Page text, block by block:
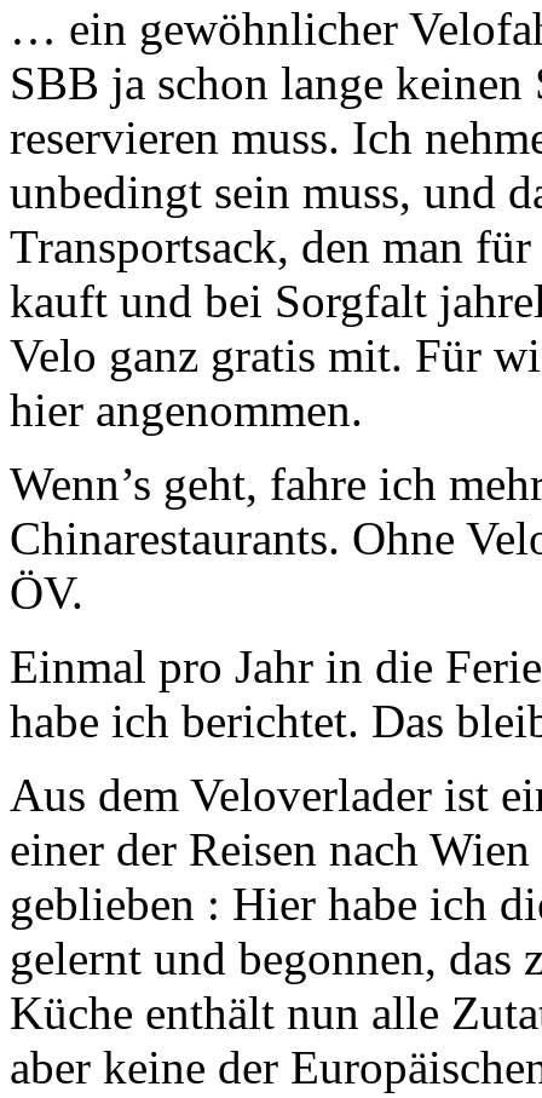
… ein gewöhnlicher
SBB ja schon lange keinen
reservieren muss. Ich
unbedingt sein muss, und
Transportsack, den man
kauft und bei Sorgfalt
Velo ganz gratis mit. Für
hier angenommen.
Wenn’s geht, fahre ich
Chinarestaurants. Ohne
ÖV.
Einmal pro Jahr in die
habe ich berichtet. Das
Aus dem Veloverlader ist
einer der Reisen nach
geblieben : Hier habe ich
gelernt und begonnen, das
Küche enthält nun alle
aber keine der